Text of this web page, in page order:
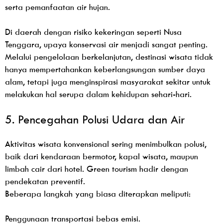
serta pemanfaatan air hujan.
Di daerah dengan risiko kekeringan seperti Nusa
Tenggara, upaya konservasi air menjadi sangat penting.
Melalui pengelolaan berkelanjutan, destinasi wisata tidak
hanya mempertahankan keberlangsungan sumber daya
alam, tetapi juga menginspirasi masyarakat sekitar untuk
melakukan hal serupa dalam kehidupan sehari-hari.
5. Pencegahan Polusi Udara dan Air
Aktivitas wisata konvensional sering menimbulkan polusi,
baik dari kendaraan bermotor, kapal wisata, maupun
limbah cair dari hotel. Green tourism hadir dengan
pendekatan preventif.
Beberapa langkah yang biasa diterapkan meliputi:
Penggunaan transportasi bebas emisi.